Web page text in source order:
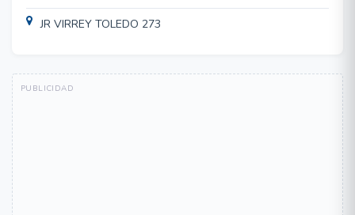
JR VIRREY TOLEDO 273